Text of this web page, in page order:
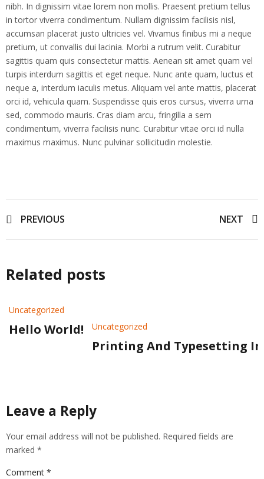
nibh. In dignissim vitae lorem non mollis. Praesent pretium tellus
in tortor viverra condimentum. Nullam dignissim facilisis nisl,
accumsan placerat justo ultricies vel. Vivamus finibus mi a neque
pretium, ut convallis dui lacinia. Morbi a rutrum velit. Curabitur
sagittis quam quis consectetur mattis. Aenean sit amet quam vel
turpis interdum sagittis et eget neque. Nunc ante quam, luctus et
neque a, interdum iaculis metus. Aliquam vel ante mattis, placerat
orci id, vehicula quam. Suspendisse quis eros cursus, viverra urna
sed, commodo mauris. Cras diam arcu, fringilla a sem
condimentum, viverra facilisis nunc. Curabitur vitae orci id nulla
maximus maximus. Nunc pulvinar sollicitudin molestie.
PostPREVIOUS NEXT
Related posts
Uncategorized
Hello World! Uncategorized
Printing And Typesetting
Leave a Reply
Your email address will not be published. Required fields are
marked *
Comment *